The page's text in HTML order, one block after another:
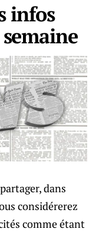
infos
dans
considérerez
comme étant